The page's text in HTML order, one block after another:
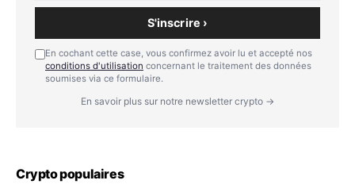
S'inscrire ›
En cochant cette case, vous confirmez avoir lu et accepté nos
conditions d'utilisation concernant le traitement des données
soumises via ce formulaire.
En savoir plus sur notre newsletter crypto →
Crypto populaires